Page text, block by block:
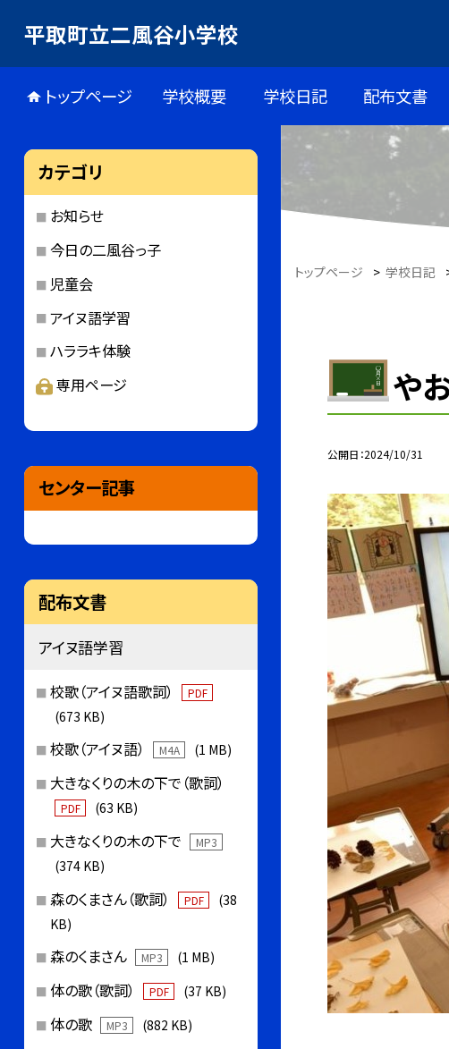
平取町立二風谷小学校
トップページ 学校概要 学校日記 配布文書
トップページ > 学校日記
や
公開日 2024/10/31
カテゴリ
お知らせ
今日の二風谷っ子
児童会
アイヌ語学習
ハララキ体験
専用ページ
センター記事
配布文書
アイヌ語学習
校歌（アイヌ語歌詞） PDF
(673 KB)
校歌（アイヌ語） M4A (1 MB)
大きなくりの木の下で（歌詞）
PDF (63 KB)
大きなくりの木の下で MP3
(374 KB)
森のくまさん（歌詞） PDF
(38
KB)
森のくまさん MP3 (1 MB)
体の歌（歌詞） PDF (37 KB)
体の歌 MP3 (882 KB)